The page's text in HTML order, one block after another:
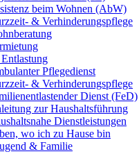
beim Wohnen (AbW)
& Verhinderungspflege
Pflegedienst
& Verhinderungspflege
Dienst (FeD)
zur Haushaltsführung
Dienstleistungen
wo ich zu Hause bin
& Familie